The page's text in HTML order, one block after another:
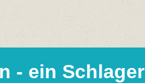
- ein Schlager